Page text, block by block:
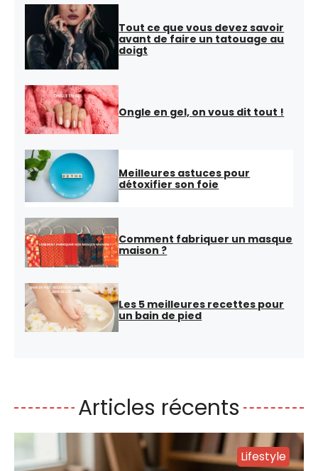
Tout ce que vous devez savoir
avant de faire un tatouage au
doigt
Ongle en gel, on vous dit tout !
Meilleures astuces pour
détoxifier son foie
Comment fabriquer un masque
maison ?
Les 5 meilleures recettes pour
un bain de pied
Articles récents
Lifestyle